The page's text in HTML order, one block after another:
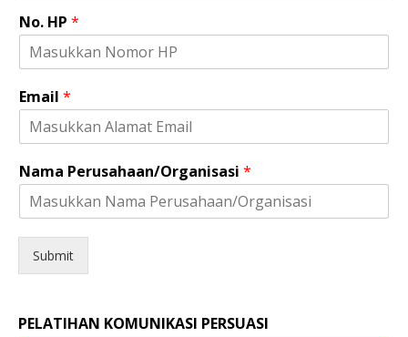
g
s
a
J
e
No. HP *
Email *
Nama Perusahaan/Organisasi *
Submit
PELATIHAN KOMUNIKASI PERSUASI